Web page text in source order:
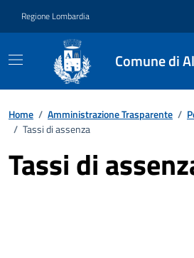
Regione Lombardia
Comune di
Home / Amministrazione Trasparente /
/ Tassi di assenza
Tassi di